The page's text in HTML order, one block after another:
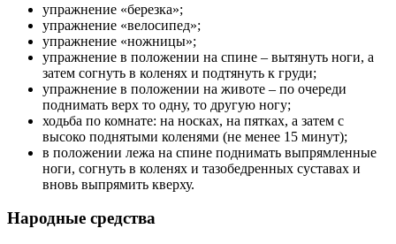
упражнение «березка»;
упражнение «велосипед»;
упражнение «ножницы»;
упражнение в положении на спине – вытянуть ноги, а
затем согнуть в коленях и подтянуть к груди;
упражнение в положении на животе – по очереди
поднимать верх то одну, то другую ногу;
ходьба по комнате: на носках, на пятках, а затем с
высоко поднятыми коленями (не менее 15 минут);
в положении лежа на спине поднимать выпрямленные
ноги, согнуть в коленях и тазобедренных суставах и
вновь выпрямить кверху.
Народные средства